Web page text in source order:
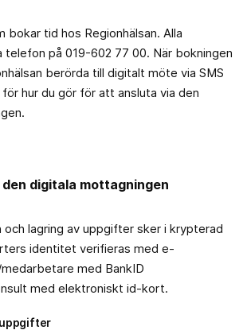
bokar tid hos Regionhälsan. Alla
telefon på 019-602 77 00. När bokningen
berörda till digitalt möte via SMS
hur du gör för att ansluta via den
digitala mottagningen
och lagring av uppgifter sker i krypterad
identitet verifieras med e-
med BankID
med elektroniskt id-kort.